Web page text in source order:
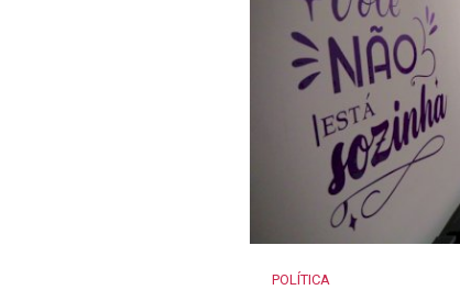
POLÍTICA